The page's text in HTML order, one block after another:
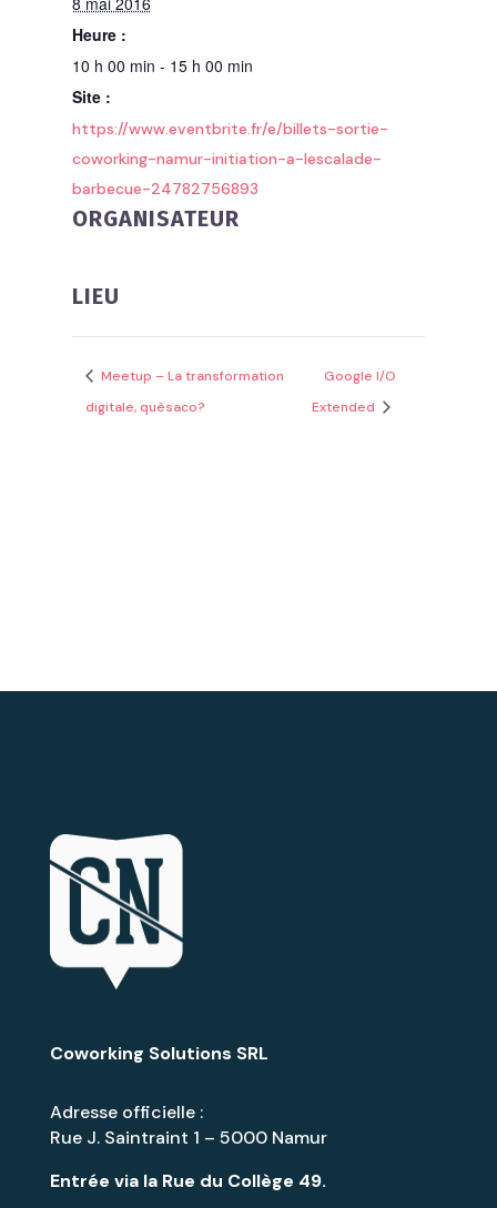
Heure :
10 h 00 min - 15 h 00 min
Site :
https://www.eventbrite.fr/e/billets-sortie-
coworking-namur-initiation-a-lescalade-
barbecue-24782756893
ORGANISATEUR
LIEU
Meetup – La transformation
digitale, quèsaco?
Google I/O
Extended
Coworking Solutions SRL
Adresse officielle :
Rue J. Saintraint 1 – 5000 Namur
Entrée via la Rue du Collège 49.